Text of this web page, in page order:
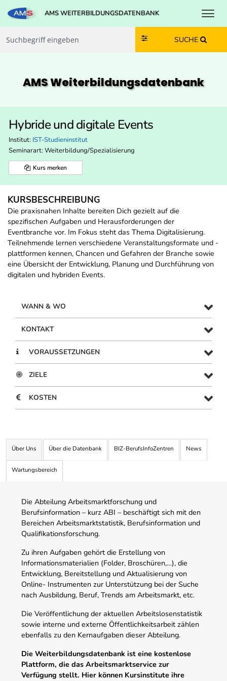
Zum Inhalt springen
Zum Navmenü springen
Zur Suche springen
Zur Footer springen
AMS WEITERBILDUNGSDATENBANK
SUCHE
AMS Weiterbildungs­datenbank
Hybride und digitale Events
Institut: IST-Studieninstitut
Seminarart: Weiterbildung/Spezialisierung
Kurs merken
KURSBESCHREIBUNG
Die praxisnahen Inhalte bereiten Dich gezielt auf die
spezifischen Aufgaben und Herausforderungen der
Eventbranche vor. Im Fokus steht das Thema Digitalisierung.
Teilnehmende lernen verschiedene Veranstaltungsformate und -
plattformen kennen, Chancen und Gefahren der Branche sowie
eine Übersicht der Entwicklung, Planung und Durchführung von
digitalen und hybriden Events.
WANN & WO
KONTAKT
VORAUSSETZUNGEN
ZIELE
KOSTEN
Über Uns Über die Datenbank BIZ-BerufsInfoZentren News
Wartungsbereich
Die Abteilung Arbeitsmarktforschung und
Berufsinformation – kurz ABI – beschäftigt sich mit den
Bereichen Arbeitsmarktstatistik, Berufsinformation und
Qualifikationsforschung.
Zu ihren Aufgaben gehört die Erstellung von
Informationsmaterialien (Folder, Broschüren,…), die
Entwicklung, Bereitstellung und Aktualisierung von
Online- Instrumenten zur Unterstützung bei der Suche
nach Ausbildung, Beruf, Trends am Arbeitsmarkt, etc.
Die Veröffentlichung der aktuellen Arbeitslosenstatistik
sowie interne und externe Öffentlichkeitsarbeit zählen
ebenfalls zu den Kernaufgaben dieser Abteilung.
Die Weiterbildungsdatenbank ist eine kostenlose
Plattform, die das Arbeitsmarktservice zur
Verfügung stellt. Hier können Kursinstitute ihre